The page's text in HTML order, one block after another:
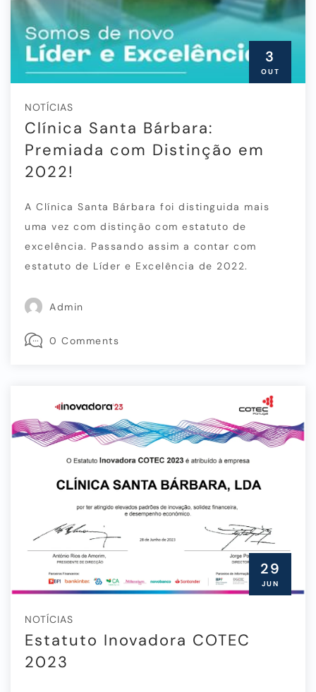
3
OUT
NOTÍCIAS
Clínica Santa Bárbara:
Premiada com Distinção em
2022!
A Clínica Santa Bárbara foi distinguida mais
uma vez com distinção com estatuto de
excelência. Passando assim a contar com
estatuto de Líder e Excelência de 2022.
Admin
0 Comments
29
JUN
NOTÍCIAS
Estatuto Inovadora COTEC
2023